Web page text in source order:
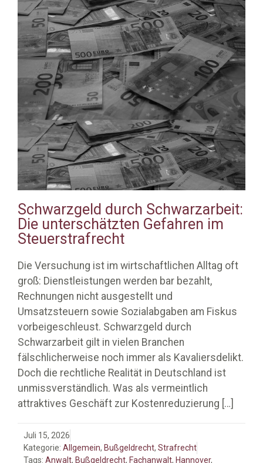
Schwarzgeld durch Schwarzarbeit:
Die unterschätzten Gefahren im
Steuerstrafrecht
Die Versuchung ist im wirtschaftlichen Alltag oft
groß: Dienstleistungen werden bar bezahlt,
Rechnungen nicht ausgestellt und
Umsatzsteuern sowie Sozialabgaben am Fiskus
vorbeigeschleust. Schwarzgeld durch
Schwarzarbeit gilt in vielen Branchen
fälschlicherweise noch immer als Kavaliersdelikt.
Doch die rechtliche Realität in Deutschland ist
unmissverständlich. Was als vermeintlich
attraktives Geschäft zur Kostenreduzierung […]
Juli 15, 2026
Kategorie: Allgemein, Bußgeldrecht, Strafrecht
Tags: Anwalt, Bußgeldrecht, Fachanwalt, Hannover,